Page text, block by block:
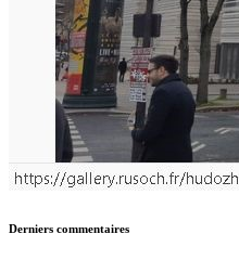
Derniers commentaires